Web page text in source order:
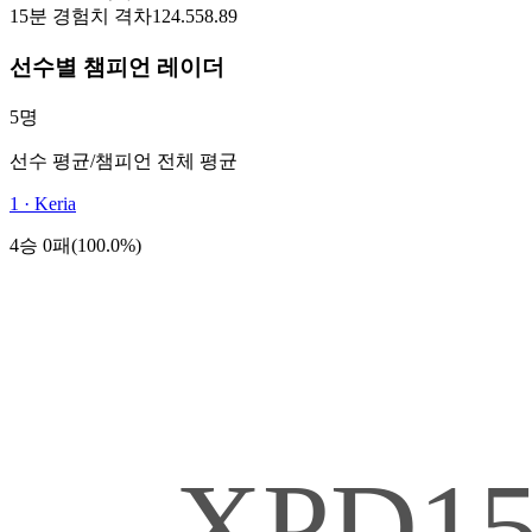
15분 경험치 격차124.558.89
선수별 챔피언 레이더
5명
선수 평균/챔피언 전체 평균
1 · Keria
4승 0패(100.0%)